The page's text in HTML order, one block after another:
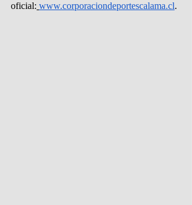
oficial: www.corporaciondeportescalama.cl.